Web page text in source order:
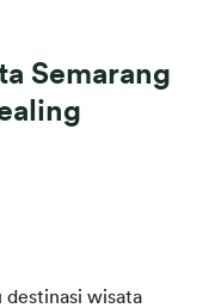
Semarang
destinasi wisata